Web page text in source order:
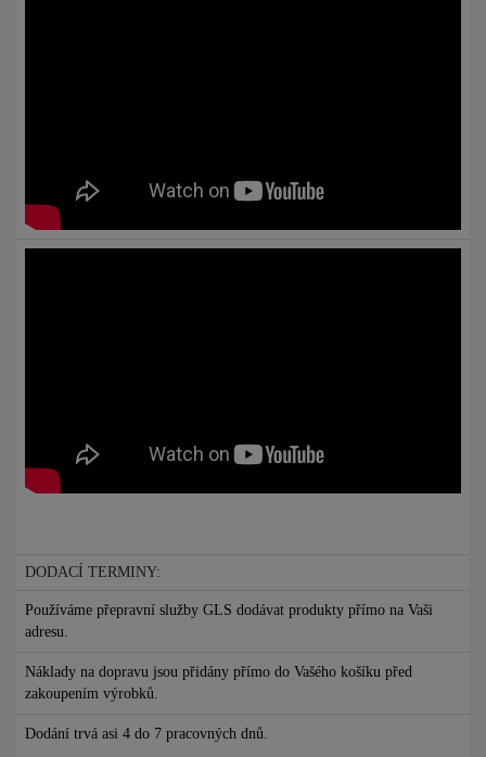
DODACÍ TERMINY:
Používáme přepravní služby GLS dodávat produkty přímo na Vaši
adresu.
Náklady na dopravu jsou přidány přímo do Vašého košíku před
zakoupením výrobků.
Dodání trvá asi 4 do 7 pracovných dnů.